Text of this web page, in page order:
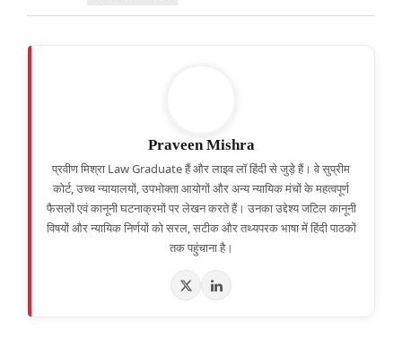
Praveen Mishra
प्रवीण मिश्रा Law Graduate हैं और लाइव लॉ हिंदी से जुड़े हैं। वे सुप्रीम
कोर्ट, उच्च न्यायालयों, उपभोक्ता आयोगों और अन्य न्यायिक मंचों के महत्वपूर्ण
फैसलों एवं कानूनी घटनाक्रमों पर लेखन करते हैं। उनका उद्देश्य जटिल कानूनी
विषयों और न्यायिक निर्णयों को सरल, सटीक और तथ्यपरक भाषा में हिंदी पाठकों
तक पहुंचाना है।